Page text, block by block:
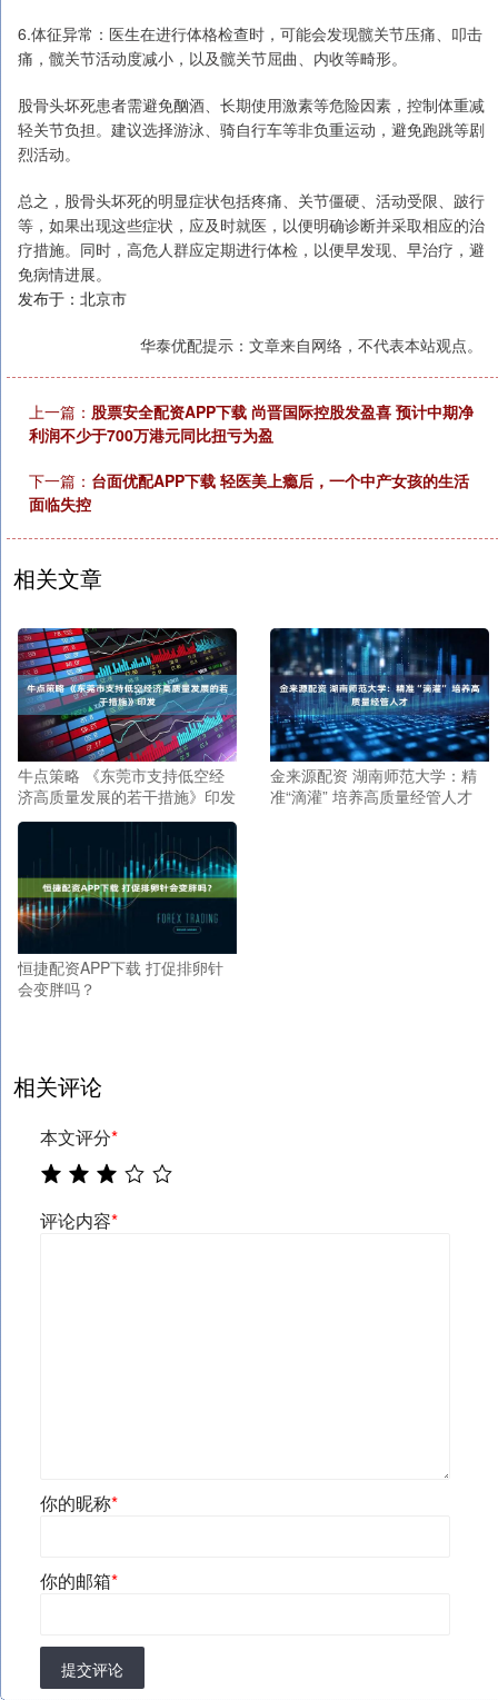
6.体征异常：医生在进行体格检查时，可能会发现髋关节压痛、叩击
痛，髋关节活动度减小，以及髋关节屈曲、内收等畸形。
股骨头坏死患者需避免酗酒、长期使用激素等危险因素，控制体重减
轻关节负担。建议选择游泳、骑自行车等非负重运动，避免跑跳等剧
烈活动。
总之，股骨头坏死的明显症状包括疼痛、关节僵硬、活动受限、跛行
等，如果出现这些症状，应及时就医，以便明确诊断并采取相应的治
疗措施。同时，高危人群应定期进行体检，以便早发现、早治疗，避
免病情进展。
发布于：北京市
华泰优配提示：文章来自网络，不代表本站观点。
上一篇： 股票安全配资APP下载 尚晋国际控股发盈喜 预计中期净
利润不少于700万港元同比扭亏为盈
下一篇： 台面优配APP下载 轻医美上瘾后，一个中产女孩的生活
面临失控
相关文章
牛点策略 《东莞市支持低空经
济高质量发展的若干措施》印发
金来源配资 湖南师范大学：精
准“滴灌” 培养高质量经管人才
恒捷配资APP下载 打促排卵针
会变胖吗？
相关评论
本文评分*
评论内容*
你的昵称*
你的邮箱*
提交评论